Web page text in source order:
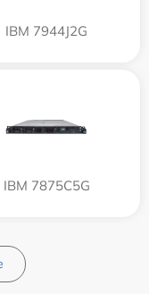
IBM 7944J2G
IBM 7875C5G